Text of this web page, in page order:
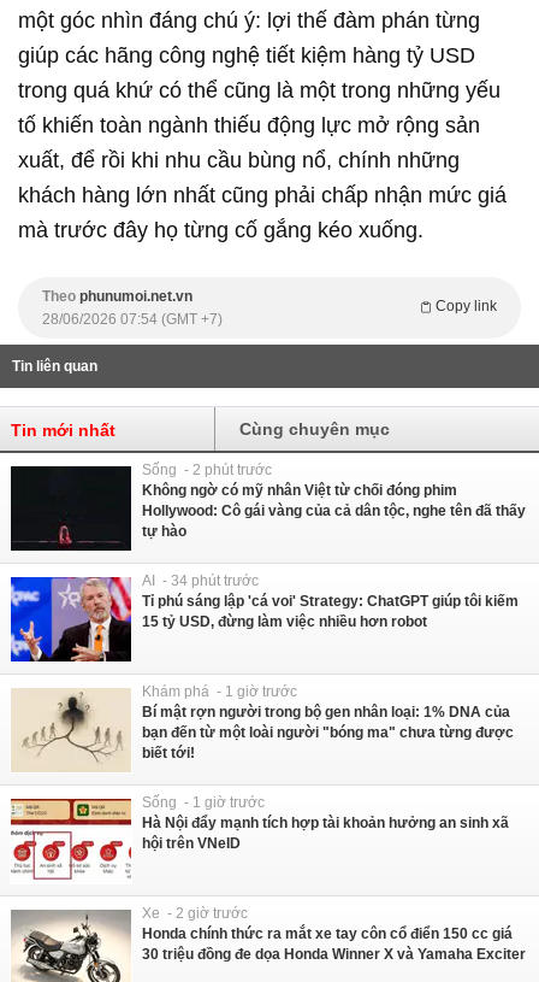
một góc nhìn đáng chú ý: lợi thế đàm phán từng
giúp các hãng công nghệ tiết kiệm hàng tỷ USD
trong quá khứ có thể cũng là một trong những yếu
tố khiến toàn ngành thiếu động lực mở rộng sản
xuất, để rồi khi nhu cầu bùng nổ, chính những
khách hàng lớn nhất cũng phải chấp nhận mức giá
mà trước đây họ từng cố gắng kéo xuống.
Theo phunumoi.net.vn
Copy link
28/06/2026 07:54 (GMT +7)
Tin liên quan
Tin mới nhất Cùng chuyên mục
Sống - 2 phút trước
Không ngờ có mỹ nhân Việt từ chối đóng phim
Hollywood: Cô gái vàng của cả dân tộc, nghe tên đã thấy
tự hào
AI - 34 phút trước
Tỉ phú sáng lập 'cá voi' Strategy: ChatGPT giúp tôi kiếm
15 tỷ USD, đừng làm việc nhiều hơn robot
Khám phá - 1 giờ trước
Bí mật rợn người trong bộ gen nhân loại: 1% DNA của
bạn đến từ một loài người "bóng ma" chưa từng được
biết tới!
Sống - 1 giờ trước
Hà Nội đẩy mạnh tích hợp tài khoản hưởng an sinh xã
hội trên VNeID
Xe - 2 giờ trước
Honda chính thức ra mắt xe tay côn cổ điển 150 cc giá
30 triệu đồng đe dọa Honda Winner X và Yamaha Exciter